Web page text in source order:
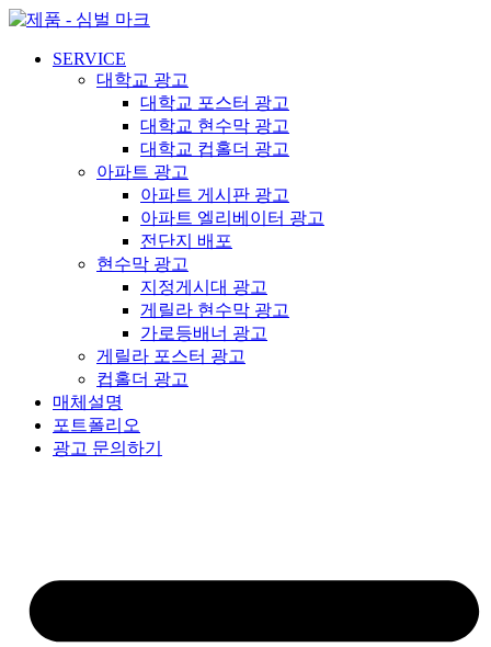
콘
SERVICE
대학교 광고
대학교 포스터 광고
대학교 현수막 광고
대학교 컵홀더 광고
아파트 광고
아파트 게시판 광고
아파트 엘리베이터 광고
전단지 배포
현수막 광고
지정게시대 광고
게릴라 현수막 광고
가로등배너 광고
게릴라 포스터 광고
컵홀더 광고
매체설명
포트폴리오
광고 문의하기